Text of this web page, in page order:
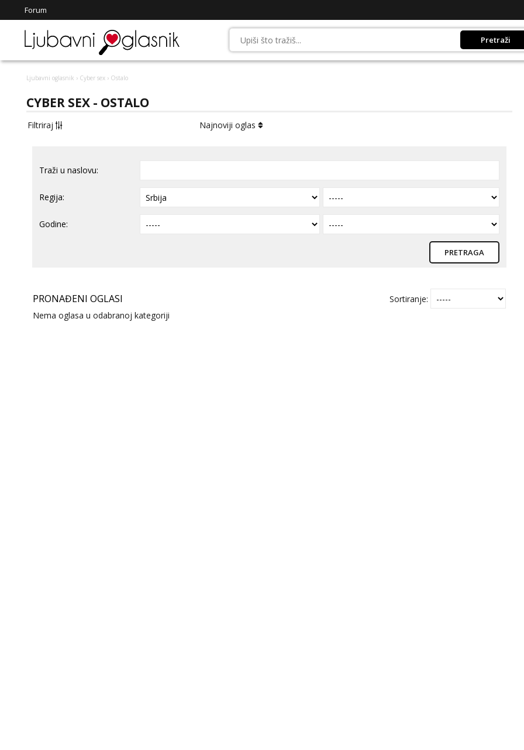
Forum
Pretraži
Ljubavni oglasnik › Cyber sex › Ostalo
CYBER SEX - OSTALO
Filtriraj Najnoviji oglas
Traži u naslovu:
Regija:
Godine:
PRONAĐENI OGLASI
Sortiranje:
Nema oglasa u odabranoj kategoriji